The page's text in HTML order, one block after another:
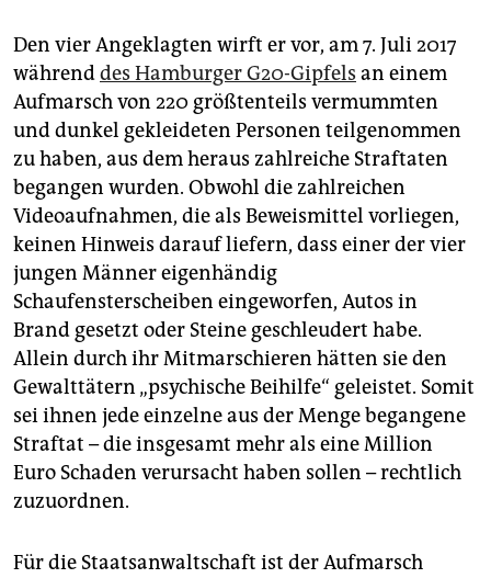
Den vier Angeklagten wirft er vor, am 7. Juli 2017
währenddes Hamburger G20-Gipfels an einem
Aufmarsch von 220 größtenteils vermummten
und dunkel gekleideten Personen teilgenommen
zu haben, aus dem heraus zahlreiche Straftaten
begangen wurden. Obwohl die zahlreichen
Videoaufnahmen, die als Beweismittel vorliegen,
keinen Hinweis darauf liefern, dass einer der vier
jungen Männer eigenhändig
Schaufensterscheiben eingeworfen, Autos in
Brand gesetzt oder Steine geschleudert habe.
Allein durch ihr Mitmarschieren hätten sie den
Gewalttätern „psychische Beihilfe“ geleistet. Somit
sei ihnen jede einzelne aus der Menge begangene
Straftat – die insgesamt mehr als eine Million
Euro Schaden verursacht haben sollen – rechtlich
zuzuordnen.
Für die Staatsanwaltschaft ist der Aufmarsch